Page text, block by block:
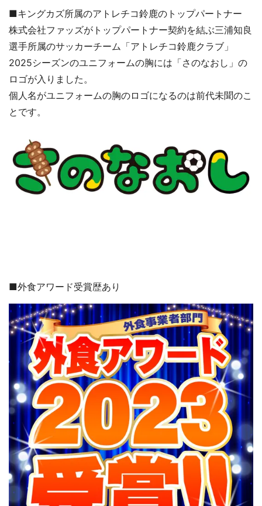
■キングカズ所属のアトレチコ鈴鹿のトップパートナー
株式会社ファッズがトップパートナー契約を結ぶ三浦知良
選手所属のサッカーチーム「アトレチコ鈴鹿クラブ」
2025シーズンのユニフォームの胸には「さのなおし」の
ロゴが入りました。
個人名がユニフォームの胸のロゴになるのは前代未聞のこ
とです。
■外食アワード受賞歴あり